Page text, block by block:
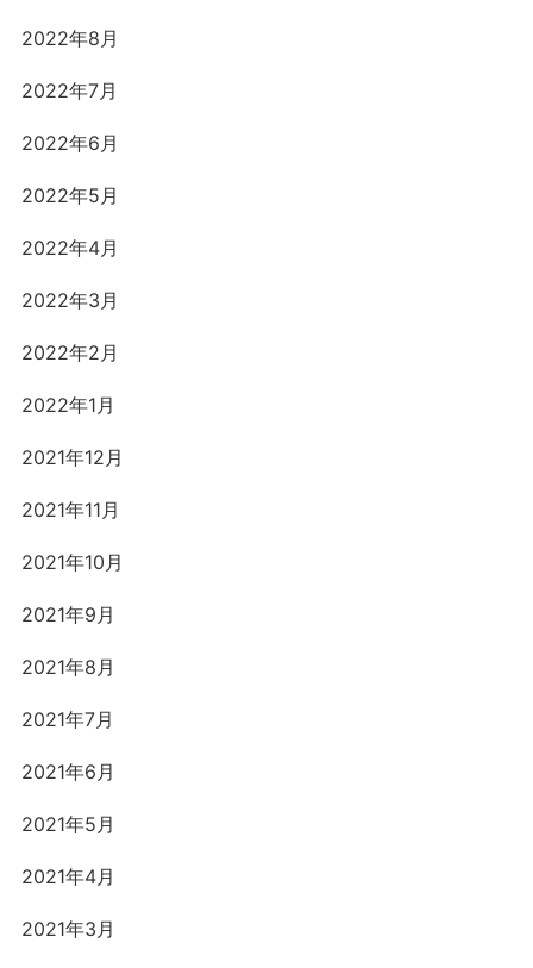
2022年8月
2022年7月
2022年6月
2022年5月
2022年4月
2022年3月
2022年2月
2022年1月
2021年12月
2021年11月
2021年10月
2021年9月
2021年8月
2021年7月
2021年6月
2021年5月
2021年4月
2021年3月